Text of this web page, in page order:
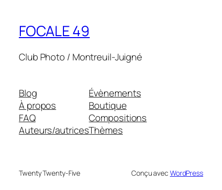
FOCALE 49
Club Photo / Montreuil-Juigné
Blog
À propos
FAQ
Auteurs/autrices
Évènements
Boutique
Compositions
Thèmes
Twenty Twenty-Five Conçu avec WordPress